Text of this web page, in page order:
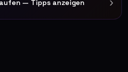
— Tipps anzeigen